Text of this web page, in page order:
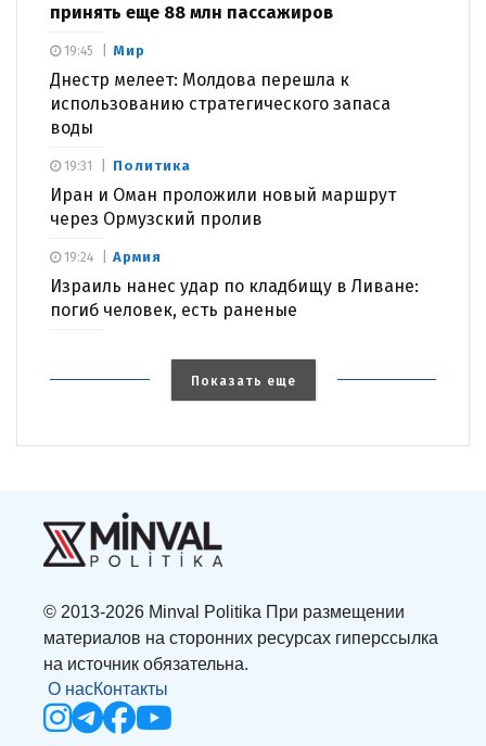
принять еще 88 млн пассажиров
Мир
Днестр мелеет: Молдова перешла к
использованию стратегического запаса
воды
19:45
Политика
Иран и Оман проложили новый маршрут
через Ормузский пролив
19:31
Армия
Израиль нанес удар по кладбищу в Ливане:
погиб человек, есть раненые
19:24
Показать еще
© 2013-2026 Minval Politika При размещении
материалов на сторонних ресурсах гиперссылка
на источник обязательна.
О насКонтакты